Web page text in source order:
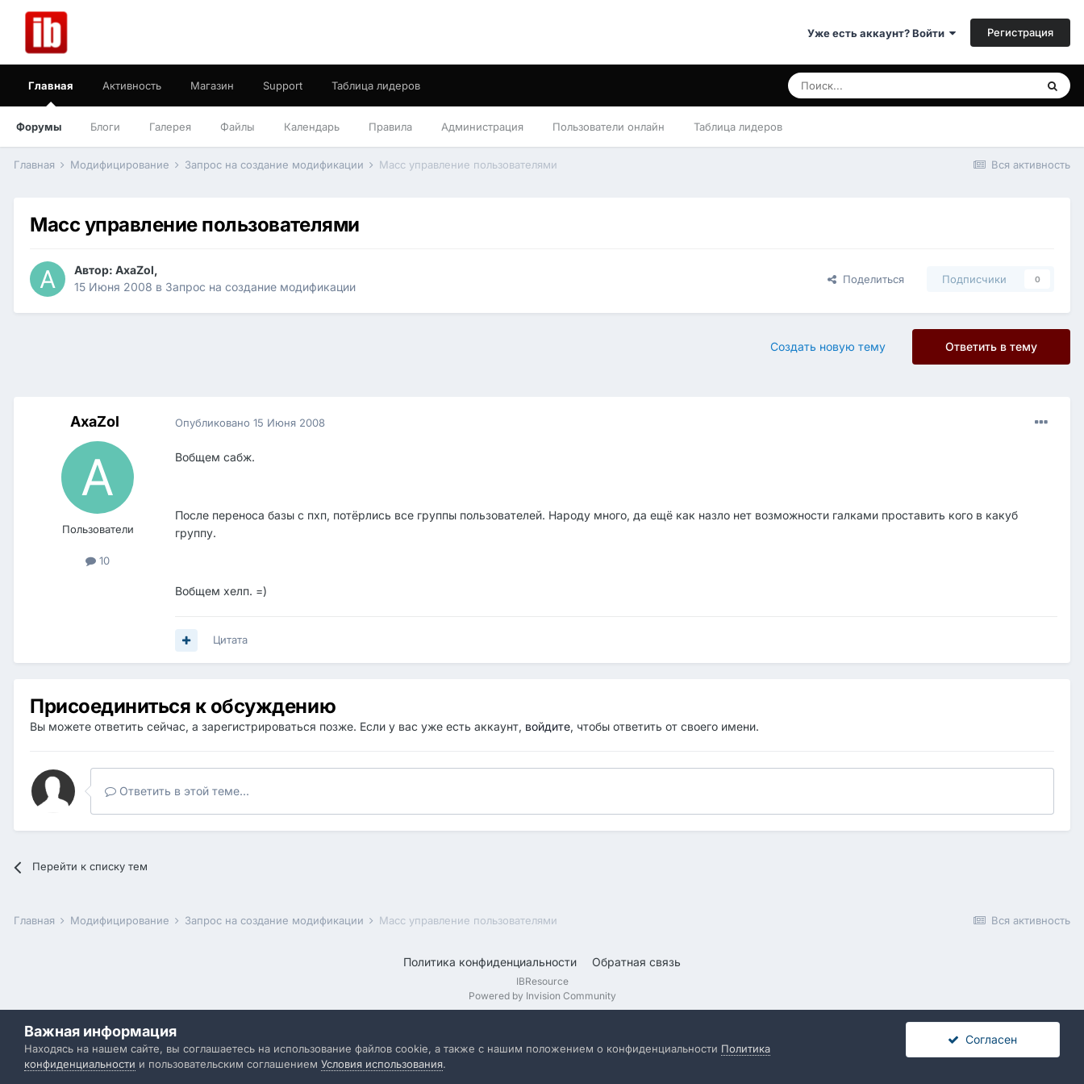
Уже есть аккаунт? Войти Регистрация
Главная
Форумы Блоги Галерея Файлы Календарь Правила Администрация Пользователи онлайн Таблица лидеров
Активность Магазин Support Таблица лидеров
Вся активность
Главная Модифицирование Запрос на создание модификации Масс управление пользователями
Масс управление пользователями
Автор: AxaZol,
15 Июня 2008 в Запрос на создание модификации
Поделиться Подписчики 0
Ответить в тему
Создать новую тему
AxaZol
Пользователи
10
Опубликовано 15 Июня 2008
Вобщем сабж.
После переноса базы с пхп, потёрлись все группы пользователей. Народу много, да ещё как назло нет возможности галками проставить кого в какуб
группу.
Вобщем хелп. =)
Цитата
Присоединиться к обсуждению
Вы можете ответить сейчас, а зарегистрироваться позже. Если у вас уже есть аккаунт, войдите, чтобы ответить от своего имени.
Ответить в этой теме...
Перейти к списку тем
Вся активность
Главная Модифицирование Запрос на создание модификации Масс управление пользователями
Политика конфиденциальности Обратная связь
IBResource
Powered by Invision Community
Важная информация
Находясь на нашем сайте, вы соглашаетесь на использование файлов cookie, а также с нашим положением о конфиденциальности Политика
конфиденциальности и пользовательским соглашением Условия использования.
Согласен